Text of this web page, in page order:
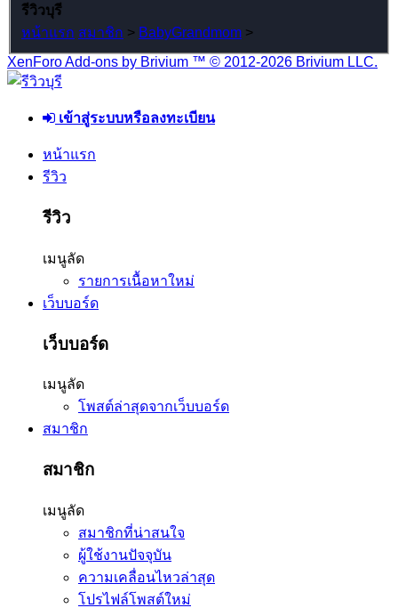
รีวิวบุรี
หน้าแรก สมาชิก > BabyGrandmom >
XenForo Add-ons by Brivium ™ © 2012-2026 Brivium LLC.
เข้าสู่ระบบหรือลงทะเบียน
หน้าแรก
รีวิว
รีวิว
เมนูลัด
รายการเนื้อหาใหม่
เว็บบอร์ด
เว็บบอร์ด
เมนูลัด
โพสต์ล่าสุดจากเว็บบอร์ด
สมาชิก
สมาชิก
เมนูลัด
สมาชิกที่น่าสนใจ
ผู้ใช้งานปัจจุบัน
ความเคลื่อนไหวล่าสุด
โปรไฟล์โพสต์ใหม่